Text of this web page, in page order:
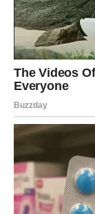
Ljubavna
Slušajte
Sudbina
Pred vama su
JARAC